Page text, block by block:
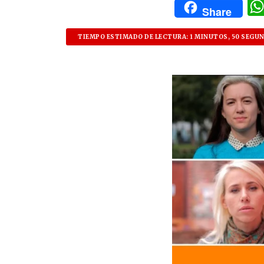
Share
TIEMPO ESTIMADO DE LECTURA: 1 MINUTOS, 50